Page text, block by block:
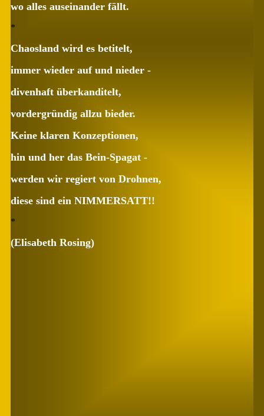
wo alles auseinander fällt.
*
Chaosland wird es betitelt,
immer wieder auf und nieder -
divenhaft überkanditelt,
vordergründig allzu bieder.
Keine klaren Konzeptionen,
hin und her das Bein-Spagat -
werden wir regiert von Drohnen,
diese sind ein NIMMERSATT!!
*
(Elisabeth Rosing)